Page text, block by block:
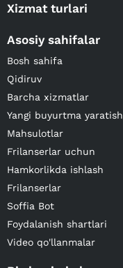
Xizmat turlari
Asosiy sahifalar
Bosh sahifa
Qidiruv
Barcha xizmatlar
Yangi buyurtma yaratish
Mahsulotlar
Frilanserlar uchun
Hamkorlikda ishlash
Frilanserlar
Soffia Bot
Foydalanish shartlari
Video qo'llanmalar